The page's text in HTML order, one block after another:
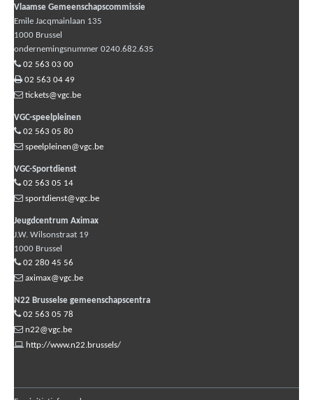
Vlaamse Gemeenschapscommissie
Emile Jacqmainlaan 135
1000 Brussel
ondernemingsnummer 0240.682.635
02 563 03 00
02 563 04 49
tickets@vgc.be
VGC-speelpleinen
02 563 05 80
speelpleinen@vgc.be
VGC-Sportdienst
02 563 05 14
sportdienst@vgc.be
Jeugdcentrum Aximax
J.W. Wilsonstraat 19
1000 Brussel
02 280 45 56
aximax@vgc.be
N22 Brusselse gemeenschapscentra
02 563 05 78
n22@vgc.be
http://www.n22.brussels/